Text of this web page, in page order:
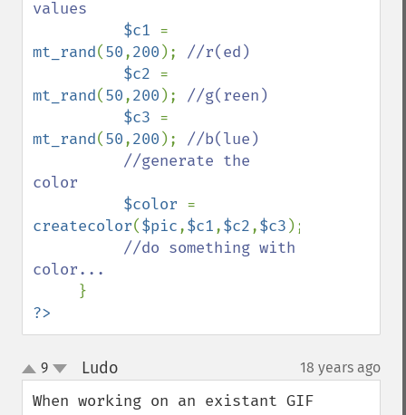
values
$c1
mt_rand(50,200 ); //r(ed)
$c2
mt_rand(50,200 ); //g(reen)
$c3
mt_rand(50,200 ); //b(lue)
color
$color
createcolor($pic,$c1,$c2,$c3 );
//do something with
color...
?>
up
down
9 Ludo¶ 18 years ago
When working on an existant GIF